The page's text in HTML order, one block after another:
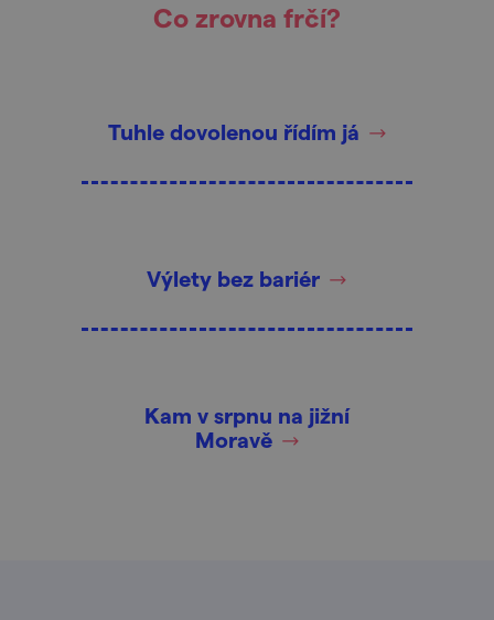
Co zrovna frčí?
Tuhle dovolenou řídím já
Výlety bez bariér
Kam v srpnu na jižní
Moravě